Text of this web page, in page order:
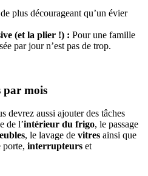
plus décourageant qu’un évier
(et la plier !) : Pour une famille
par jour n’est pas de trop.
par mois
devrez aussi ajouter des tâches
de l’intérieur du frigo, le passage
, le lavage de vitres ainsi que
porte, interrupteurs et